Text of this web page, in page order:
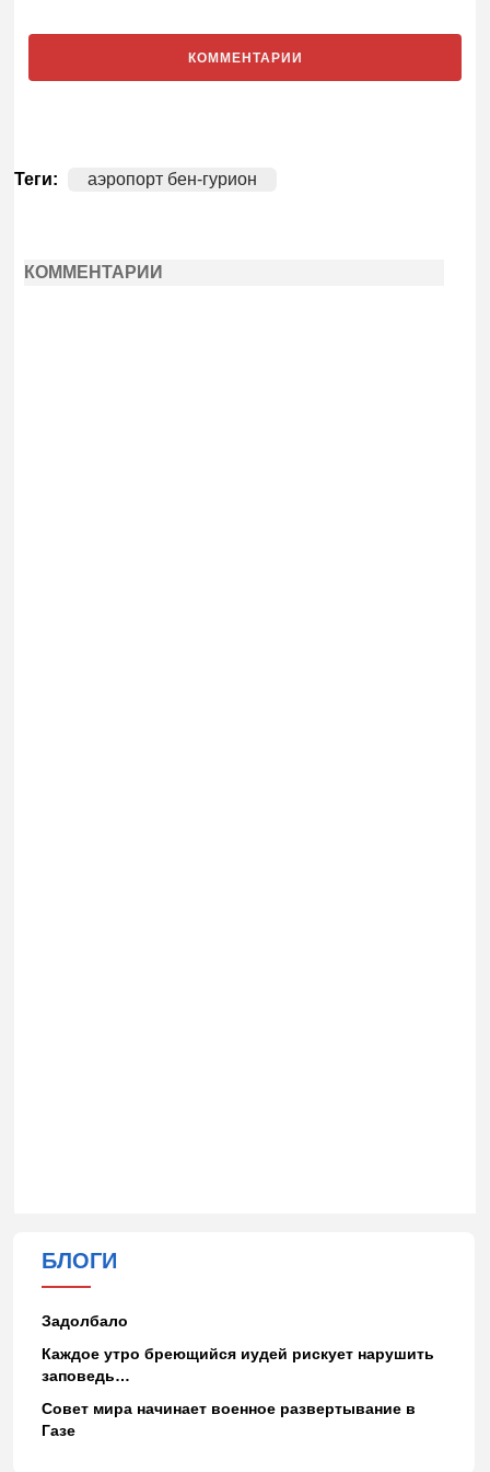
КОММЕНТАРИИ
Теги: аэропорт бен-гурион
КОММЕНТАРИИ
БЛОГИ
Задолбало
Каждое утро бреющийся иудей рискует нарушить
заповедь…
Совет мира начинает военное развертывание в
Газе